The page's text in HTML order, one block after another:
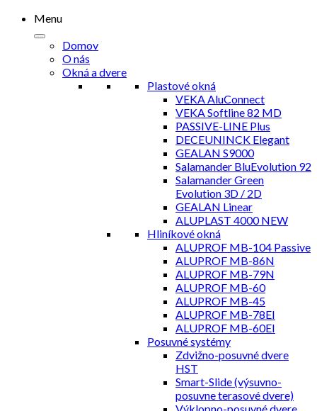
Menu
Domov
O nás
Okná a dvere
Plastové okná
VEKA AluConnect
VEKA Softline 82 MD
PASSIVE-LINE Plus
DECEUNINCK Elegant
GEALAN S9000
Salamander BluEvolution 92
Salamander Green
Evolution 3D / 2D
GEALAN Linear
ALUPLAST 4000 NEW
Hliníkové okná
ALUPROF MB-104 Passive
ALUPROF MB-86N
ALUPROF MB-79N
ALUPROF MB-60
ALUPROF MB-45
ALUPROF MB-78EI
ALUPROF MB-60EI
Posuvné systémy
Zdvižno-posuvné dvere
HST
Smart-Slide (výsuvno-
posuvne terasové dvere)